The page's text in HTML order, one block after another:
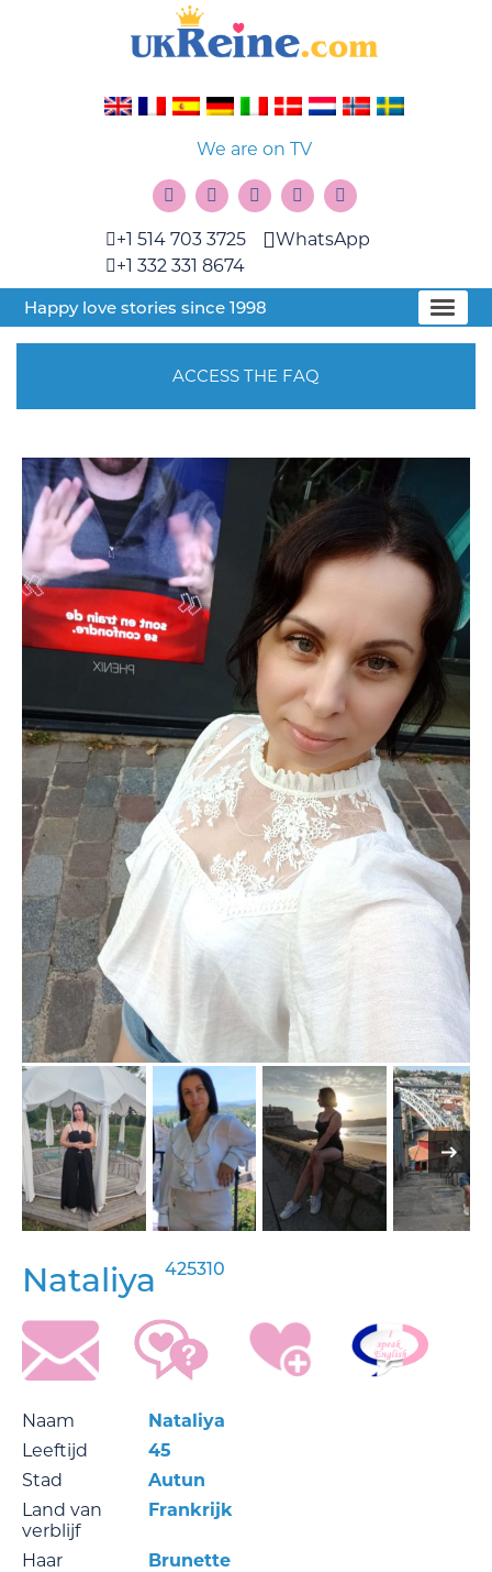
We are on TV
+1 514 703 3725
+1 332 331 8674
WhatsApp
Happy love stories since 1998
ACCESS THE FAQ
Nataliya 425310
Naam
Nataliya
Leeftijd
45
Stad
Autun
Land van
verblijf
Frankrijk
Haar
Brunette